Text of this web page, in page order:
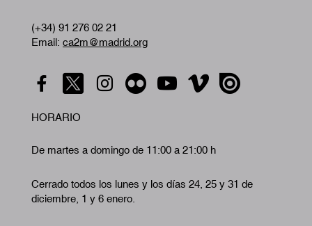
(+34) 91 276 02 21
Email: ca2m@madrid.org
HORARIO
De martes a domingo de 11:00 a 21:00 h
Cerrado todos los lunes y los días 24, 25 y 31 de
diciembre, 1 y 6 enero.